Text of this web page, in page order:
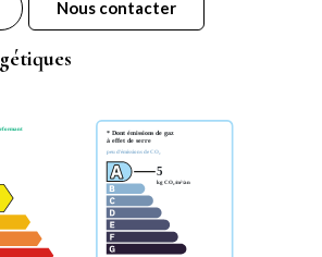
Nous contacter